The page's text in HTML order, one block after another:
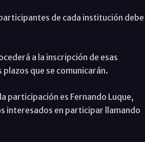
de cada institución debe
a la inscripción de esas
que se comunicarán.
participación es Fernando Luque,
interesados en participar llamando